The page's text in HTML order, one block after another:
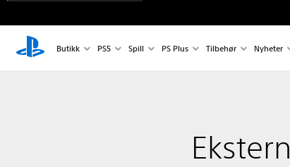
Butikk PS5 Spill PS Plus Tilbehør Nyheter
Ekstern